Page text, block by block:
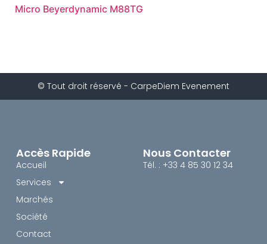
Micro Beyerdynamic M88TG
© Tout droit réservé - CarpeDiem Evenement
Accès Rapide
Accueil
Services
Marchés
Société
Contact
Nous Contacter
Tél. : +33 4 85 30 12 34